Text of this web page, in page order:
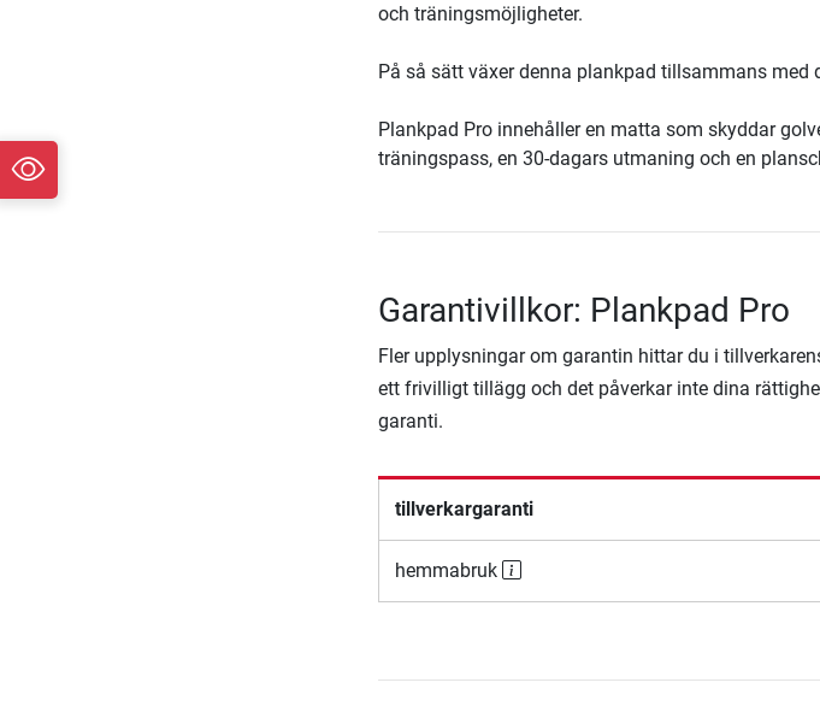
och träningsmöjligheter.
På så sätt växer denna plankpad tillsammans med
Plankpad Pro innehåller en matta som skyddar
träningspass, en 30-dagars utmaning och en
Garantivillkor: Plankpad Pro
Fler upplysningar om garantin hittar du i
ett frivilligt tillägg och det påverkar inte dina
garanti.
tillverkargaranti
hemmabruk